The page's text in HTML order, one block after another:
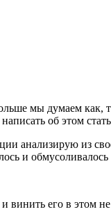
мы думаем как,
об этом
анализирую
и
его в этом